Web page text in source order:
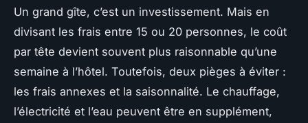
Un grand gîte, c’est un investissement. Mais en
divisant les frais entre 15 ou 20 personnes, le coût
par tête devient souvent plus raisonnable qu’une
semaine à l’hôtel. Toutefois, deux pièges à éviter :
les frais annexes et la saisonnalité. Le chauffage,
l’électricité et l’eau peuvent être en supplément,